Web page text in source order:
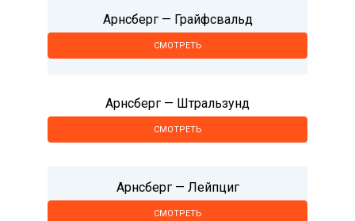
Арнсберг — Грайфсвальд
СМОТРЕТЬ
Арнсберг — Штральзунд
СМОТРЕТЬ
Арнсберг — Лейпциг
СМОТРЕТЬ